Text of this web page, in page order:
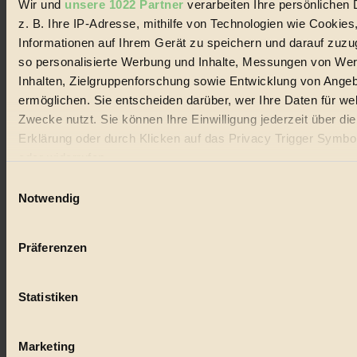
Wir und unsere 1022 Partner verarbeiten Ihre persönlichen
z. B. Ihre IP-Adresse, mithilfe von Technologien wie
Informationen auf Ihrem Gerät zu speichern und darauf
so personalisierte Werbung und Inhalte, Messungen von
Inhalten, Zielgruppenforschung sowie Entwicklung von
ermöglichen. Sie entscheiden darüber, wer Ihre Daten für
Zwecke nutzt. Sie können Ihre Einwilligung jederzeit über
Erklärung oder durch Klicken auf das Privacy Trigger
Wenn Sie es erlauben, würden wir auch gerne:
Ihr Gerät durch aktives Scannen nach bestimmten
Erfahren Sie mehr darüber, wie Ihre persönlichen Daten
Notwendig
Präferenzen
Statistiken
Marketing
Lebensmittel
Natur
kinderbuch
nachhaltig